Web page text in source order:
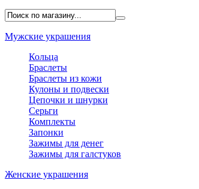
Мужские украшения
Кольца
Браслеты
Браслеты из кожи
Кулоны и подвески
Цепочки и шнурки
Серьги
Комплекты
Запонки
Зажимы для денег
Зажимы для галстуков
Женские украшения